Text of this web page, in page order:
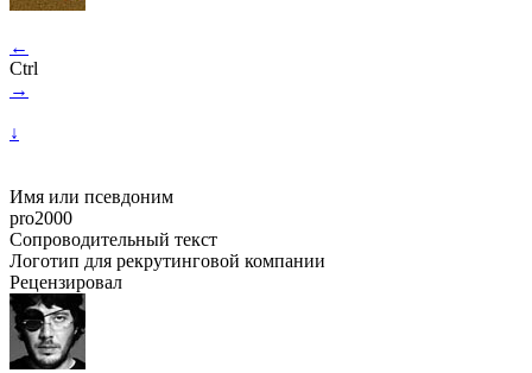
←
Ctrl
→
↓
Имя или псевдоним
pro2000
Сопроводительный текст
Логотип для рекрутинговой компании
Рецензировал